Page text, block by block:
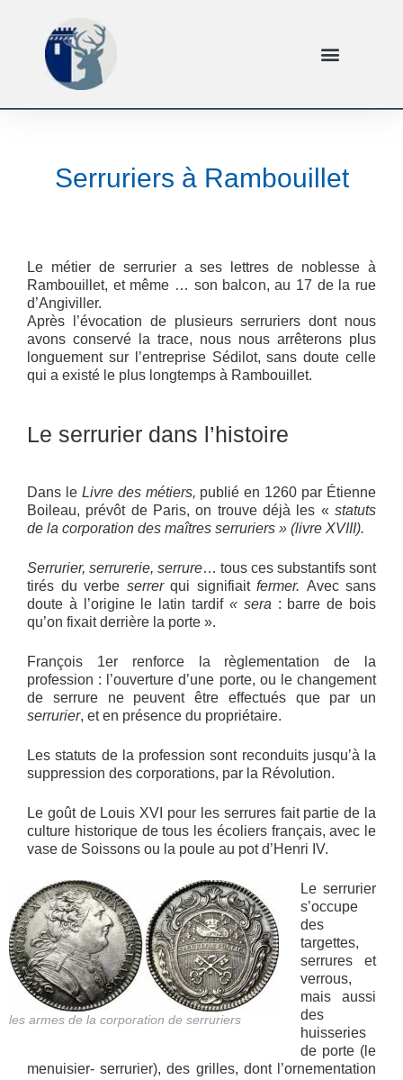
Serruriers à Rambouillet
Le métier de serrurier a ses lettres de noblesse à
Rambouillet, et même … son balcon, au 17 de la rue
d’Angiviller.
Après l’évocation de plusieurs serruriers dont nous
avons conservé la trace, nous nous arrêterons plus
longuement sur l’entreprise Sédilot, sans doute celle
qui a existé le plus longtemps à Rambouillet.
Le serrurier dans l’histoire
Dans le Livre des métiers, publié en 1260 par Étienne
Boileau, prévôt de Paris, on trouve déjà les « statuts
de la corporation des maîtres serruriers » (livre XVIII).
Serrurier, serrurerie, serrure… tous ces substantifs sont
tirés du verbe serrerqui signifiait fermer. Avec sans
doute à l’origine le latin tardif « sera : barre de bois
qu’on fixait derrière la porte ».
François 1er renforce la règlementation de la
profession : l’ouverture d’une porte, ou le changement
de serrure ne peuvent être effectués que par un
serrurier, et en présence du propriétaire.
Les statuts de la profession sont reconduits jusqu’à la
suppression des corporations, par la Révolution.
Le goût de Louis XVI pour les serrures fait partie de la
culture historique de tous les écoliers français, avec le
vase de Soissons ou la poule au pot d’Henri IV.
les armes de la corporation de serruriers
Le serrurier
s’occupe
des
targettes,
serrures et
verrous,
mais aussi
des
huisseries
de porte (le
menuisier- serrurier), des grilles, dont l’ornementation